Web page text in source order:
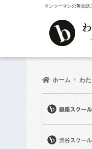
マンツーマンの英会話
ホーム わ